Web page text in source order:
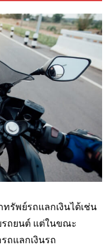
รัพย์รถแลกเงินได้เช่น
รถยนต์ แต่ในขณะ
ถแลกเงินรถ